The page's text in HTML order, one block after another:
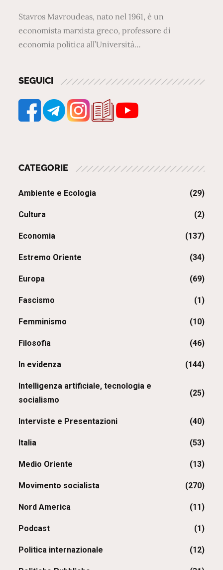
Stavros Mavroudeas, nato nel 1961, è un
economista marxista greco, professore di
economia politica all’Università…
SEGUICI
CATEGORIE
Ambiente e Ecologia (29)
Cultura (2)
Economia (137)
Estremo Oriente (34)
Europa (69)
Fascismo (1)
Femminismo (10)
Filosofia (46)
In evidenza (144)
Intelligenza artificiale, tecnologia e
socialismo
(25)
Interviste e Presentazioni (40)
Italia (53)
Medio Oriente (13)
Movimento socialista (270)
Nord America (11)
Podcast (1)
Politica internazionale (12)